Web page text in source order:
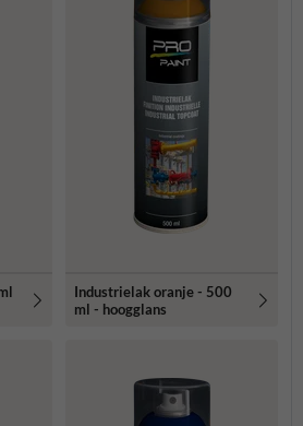
Industrielak oranje - 500
ml - hoogglans